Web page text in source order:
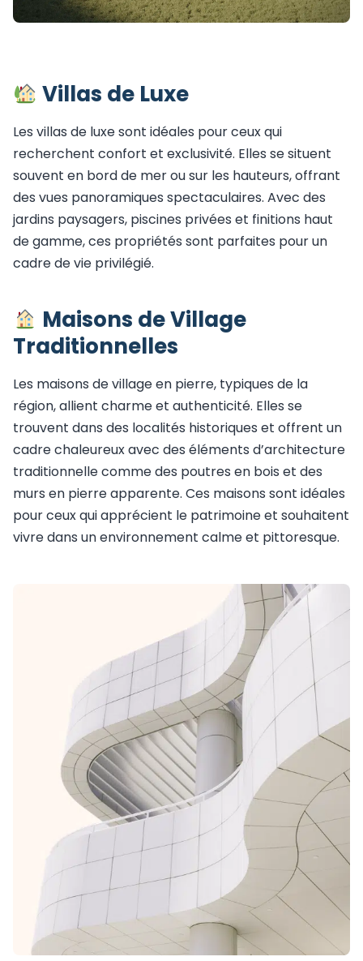
Villas de Luxe
Les villas de luxe sont idéales pour ceux qui
recherchent confort et exclusivité. Elles se situent
souvent en bord de mer ou sur les hauteurs, offrant
des vues panoramiques spectaculaires. Avec des
jardins paysagers, piscines privées et finitions haut
de gamme, ces propriétés sont parfaites pour un
cadre de vie privilégié.
Maisons de Village
Traditionnelles
Les maisons de village en pierre, typiques de la
région, allient charme et authenticité. Elles se
trouvent dans des localités historiques et offrent un
cadre chaleureux avec des éléments d’architecture
traditionnelle comme des poutres en bois et des
murs en pierre apparente. Ces maisons sont idéales
pour ceux qui apprécient le patrimoine et souhaitent
vivre dans un environnement calme et pittoresque.